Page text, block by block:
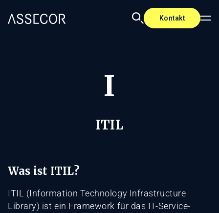
Kontakt
I
ITIL
Was ist ITIL?
ITIL (Information Technology Infrastructure
Library) ist ein Framework für das IT-Service-